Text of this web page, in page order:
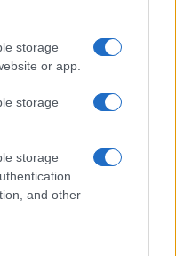
storage
or app.
storage
storage
and other
su tempi, costi e